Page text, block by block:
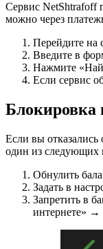
Сервис NetShtrafoff
можно через
Перейдите на
Введите в
Нажмите
Если сервис
Блокировка
Если вы
один из следующих
Обнулить
Задать в
Запретить в
интернете» →